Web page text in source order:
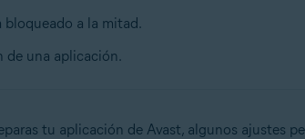
bloqueado a la mitad.
de una aplicación.
tu aplicación de Avast, algunos ajustes